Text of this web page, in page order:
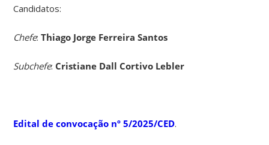
Candidatos:
Chefe:Thiago Jorge Ferreira Santos
Subchefe: Cristiane Dall Cortivo Lebler
Edital de convocação nº 5/2025/CED.